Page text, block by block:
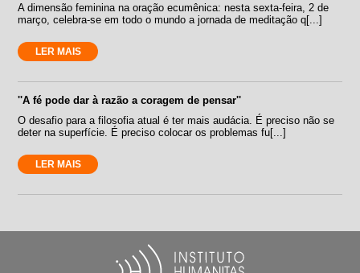
A dimensão feminina na oração ecumênica: nesta sexta-feira, 2 de
março, celebra-se em todo o mundo a jornada de meditação q[...]
LER MAIS
''A fé pode dar à razão a coragem de pensar''
O desafio para a filosofia atual é ter mais audácia. É preciso não se
deter na superfície. É preciso colocar os problemas fu[...]
LER MAIS